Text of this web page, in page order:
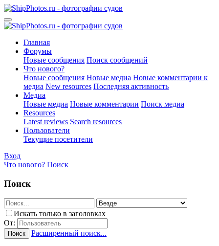
Главная
Форумы
Новые сообщения Поиск сообщений
Что нового?
Новые сообщения Новые медиа Новые комментарии к
медиа New resources Последняя активность
Медиа
Новые медиа Новые комментарии Поиск медиа
Resources
Latest reviews Search resources
Пользователи
Текущие посетители
Вход
Что нового? Поиск
Поиск
Искать только в заголовках
От:
Поиск Расширенный поиск...